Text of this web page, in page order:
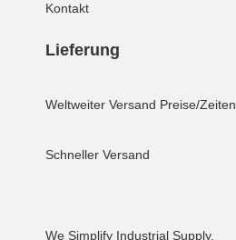
Kontakt
Lieferung
Weltweiter Versand Preise/Zeiten
Schneller Versand
We Simplify Industrial Supply.